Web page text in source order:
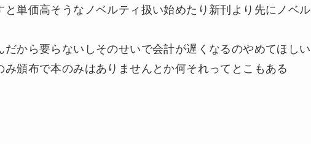
単価高そうなノベルティ扱い始めたり新刊より先にノベル
から要らないしそのせいで会計が遅くなるのやめてほしい
頒布で本のみはありませんとか何それってとこもある